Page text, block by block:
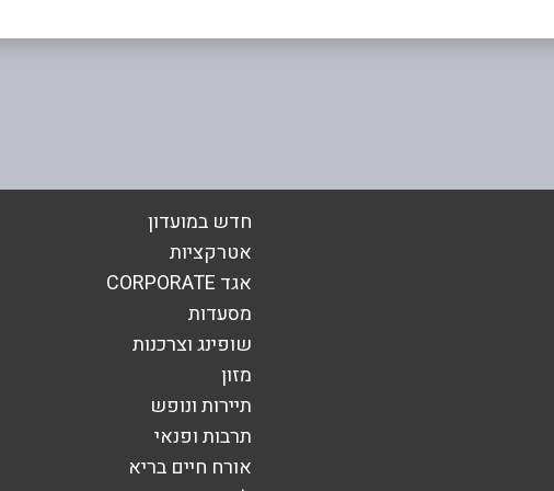
אימייל*
חדש במועדון
אטרקציות
אגד CORPORATE
מסעדות
שופינג וצרכנות
מזון
תיירות ונופש
תרבות ופנאי
אורח חיים בריא